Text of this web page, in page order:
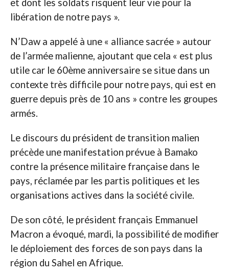
et dont les soldats risquent leur vie pour la
libération de notre pays ».
N’Daw a appelé à une « alliance sacrée » autour
de l’armée malienne, ajoutant que cela « est plus
utile car le 60ème anniversaire se situe dans un
contexte très difficile pour notre pays, qui est en
guerre depuis près de 10 ans » contre les groupes
armés.
Le discours du président de transition malien
précède une manifestation prévue à Bamako
contre la présence militaire française dans le
pays, réclamée par les partis politiques et les
organisations actives dans la société civile.
De son côté, le président français Emmanuel
Macron a évoqué, mardi, la possibilité de modifier
le déploiement des forces de son pays dans la
région du Sahel en Afrique.